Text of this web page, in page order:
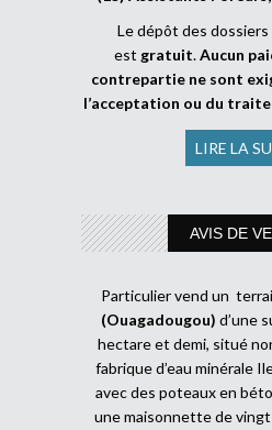
Le dépôt des
est gratuit.Aucun
contrepartie ne sont
l’acceptation ou du
LIRE LA
AVIS DE
Particulier vend un
(Ouagadougou) d’une
hectare et demi, situé
fabrique d’eau minérale
avec des poteaux en
une maisonnette de